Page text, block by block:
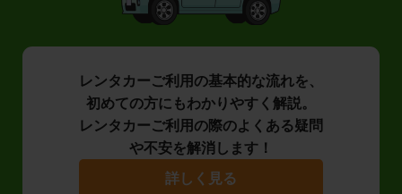
レンタカーご利用の基本的な流れを、
初めての方にもわかりやすく解説。
レンタカーご利用の際のよくある疑問
や不安を解消します！
詳しく見る